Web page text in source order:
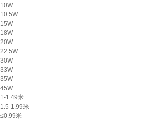
10W
10.5W
15W
18W
20W
22.5W
30W
33W
35W
45W
1-1.49米
1.5-1.99米
≤0.99米